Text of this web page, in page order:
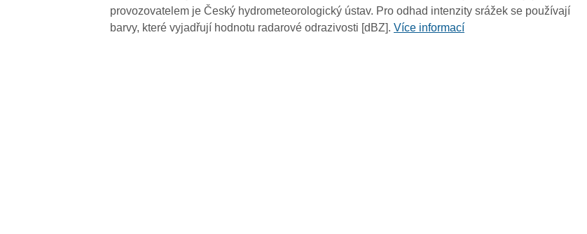
19:00
provozovatelem je Český hydrometeorologický ústav. Pro odhad intenzity srážek se používají
barvy, které vyjadřují hodnotu radarové odrazivosti [dBZ].Více informací